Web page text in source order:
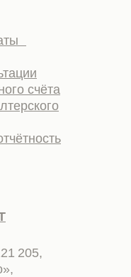
счёта
205,